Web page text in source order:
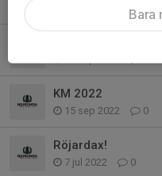
0
KM 2022
15 sep 2022 0
Röjardax!
7 jul 2022 0
Bara